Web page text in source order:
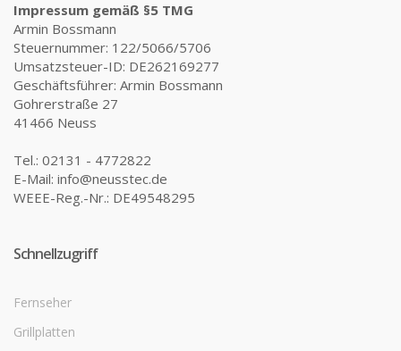
Impressum gemäß §5 TMG
Armin Bossmann
Steuernummer: 122/5066/5706
Umsatzsteuer-ID: DE262169277
Geschäftsführer: Armin Bossmann
Gohrerstraße 27
41466 Neuss
Tel.: 02131 - 4772822
E-Mail: info@neusstec.de
WEEE-Reg.-Nr.: DE49548295
Schnellzugriff
Fernseher
Grillplatten